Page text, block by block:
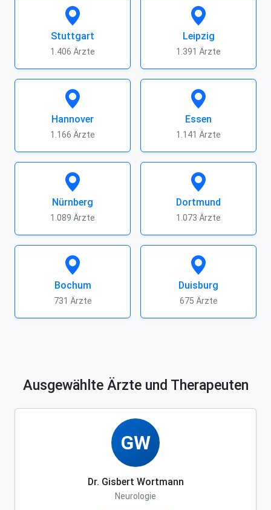
Stuttgart
1.406 Ärzte
Leipzig
1.391 Ärzte
Hannover
1.166 Ärzte
Essen
1.141 Ärzte
Nürnberg
1.089 Ärzte
Dortmund
1.073 Ärzte
Bochum
731 Ärzte
Duisburg
675 Ärzte
Ausgewählte Ärzte und Therapeuten
GW
Dr. Gisbert Wortmann
Neurologie